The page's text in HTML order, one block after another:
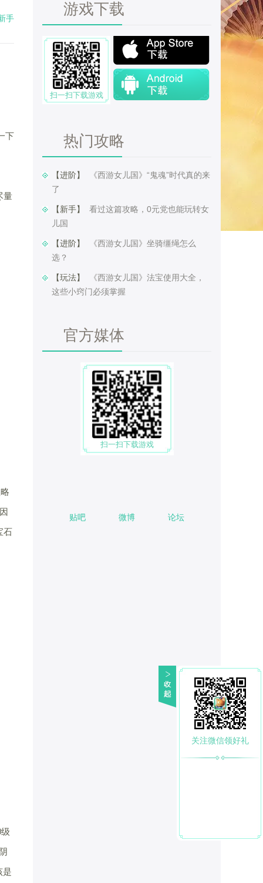
手
下
量
石
是
游戏下载
扫一扫下载游戏
热门攻略
【进阶】 ​
《西游女儿国》“鬼魂”时代真的来
了
【新手】 ​ 看过这篇攻略，0元党也能玩转女
儿国
【进阶】 ​
《西游女儿国》坐骑缰绳怎么
选？
【玩法】 ​
《西游女儿国》法宝使用大全，
这些小窍门必须掌握
官方媒体
扫一扫下载游戏
贴吧 微博 论坛
关注微信领好礼